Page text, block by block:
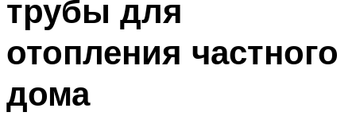
трубы для
отопления частного
дома